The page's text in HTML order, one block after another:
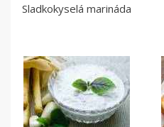
Sladkokyselá marináda